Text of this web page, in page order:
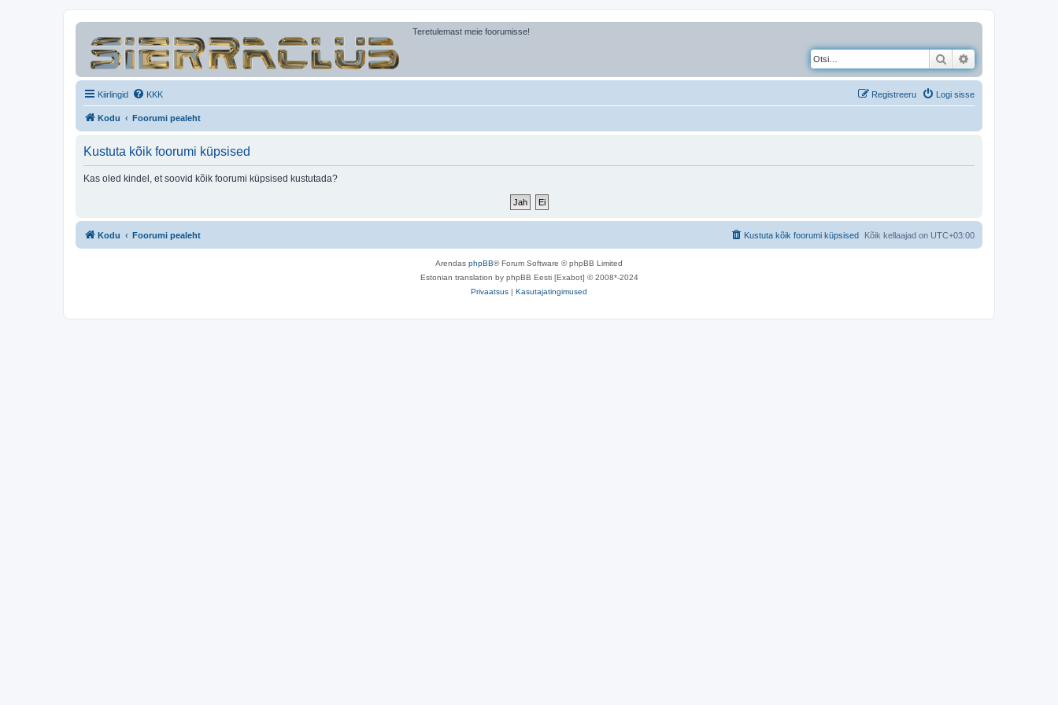
Teretulemast meie foorumisse!
Otsi
Kiirlingid KKK Logi sisse
Registreeru
Kodu Foorumi pealeht
Kustuta kõik foorumi küpsised
Kas oled kindel, et soovid kõik foorumi küpsised kustutada?
Kodu Foorumi pealeht Kõik kellaajad on UTC+03:00
Kustuta kõik foorumi küpsised
Arendas phpBB® Forum Software © phpBB Limited
Estonian translation by phpBB Eesti [Exabot] © 2008*-2024
Privaatsus | Kasutajatingimused